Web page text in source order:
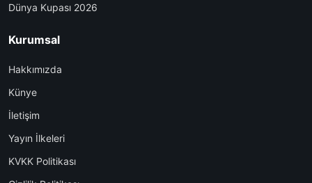
Dünya Kupası 2026
Kurumsal
Hakkımızda
Künye
İletişim
Yayın İlkeleri
KVKK Politikası